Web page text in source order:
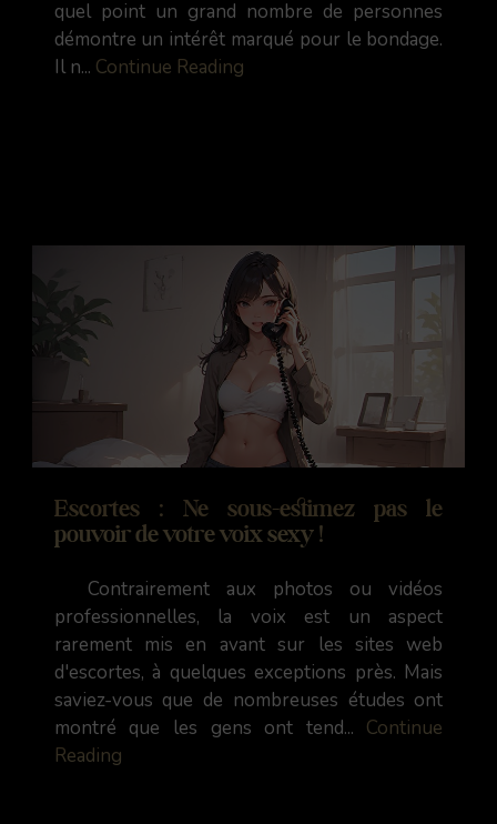
quel point un grand nombre de personnes
démontre un intérêt marqué pour le bondage.
Il n... Continue Reading
Escortes : Ne sous-estimez pas le
pouvoir de votre voix sexy !
Contrairement aux photos ou vidéos
professionnelles, la voix est un aspect
rarement mis en avant sur les sites web
d'escortes, à quelques exceptions près. Mais
saviez-vous que de nombreuses études ont
montré que les gens ont tend... Continue
Reading